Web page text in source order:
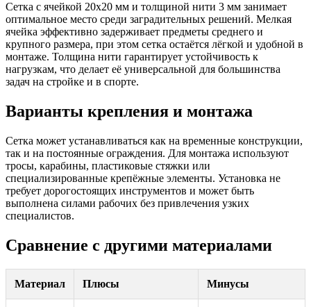
Сетка с ячейкой 20х20 мм и толщиной нити 3 мм занимает
оптимальное место среди заградительных решений. Мелкая
ячейка эффективно задерживает предметы среднего и
крупного размера, при этом сетка остаётся лёгкой и удобной в
монтаже. Толщина нити гарантирует устойчивость к
нагрузкам, что делает её универсальной для большинства
задач на стройке и в спорте.
Варианты крепления и монтажа
Сетка может устанавливаться как на временные конструкции,
так и на постоянные ограждения. Для монтажа используют
тросы, карабины, пластиковые стяжки или
специализированные крепёжные элементы. Установка не
требует дорогостоящих инструментов и может быть
выполнена силами рабочих без привлечения узких
специалистов.
Сравнение с другими материалами
Материал Плюсы Минусы